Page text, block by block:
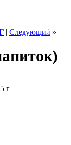
| Следующий »
г